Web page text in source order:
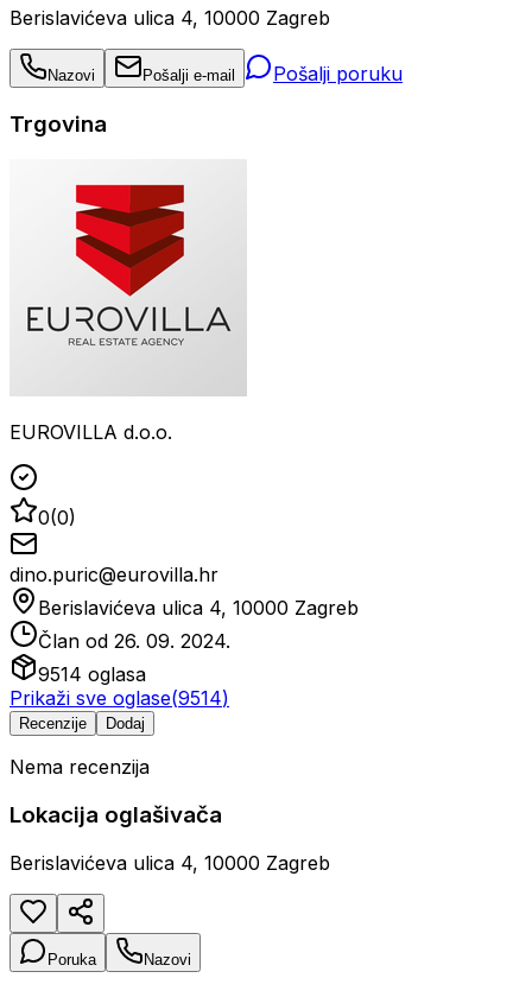
Berislavićeva ulica 4, 10000 Zagreb
Nazovi Pošalji e-mail Pošalji poruku
Trgovina
EUROVILLA d.o.o.
0(0)
dino.puric@eurovilla.hr
Berislavićeva ulica 4, 10000 Zagreb
Član od 26. 09. 2024.
9514 oglasa
Prikaži sve oglase(9514)
Recenzije Dodaj
Nema recenzija
Lokacija oglašivača
Berislavićeva ulica 4, 10000 Zagreb
Poruka Nazovi